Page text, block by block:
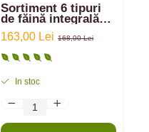
Sortiment 6 tipuri
de făină integrală
ecologică din:
Einkorn, Spelta,
Emmer, Secară,
Grâu, amestec | 6
168,00 Lei
163,00 Lei
In stoc